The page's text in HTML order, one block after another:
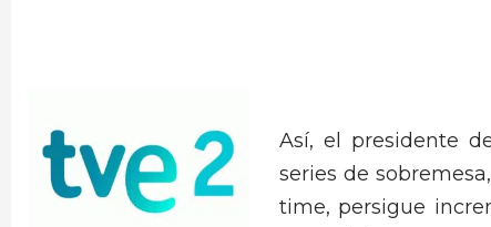
Así, el presidente
series de
time, persigue